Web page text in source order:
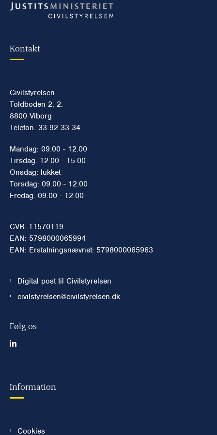
Kontakt
Civilstyrelsen
Toldboden 2, 2.
8800 Viborg
Telefon: 33 92 33 34
Mandag: 09.00 - 12.00
Tirsdag: 12.00 - 15.00
Onsdag: lukket
Torsdag: 09.00 - 12.00
Fredag: 09.00 - 12.00
CVR: 11570119
EAN: 5798000065994
EAN: Erstatningsnævnet: 5798000065963
Digital post til Civilstyrelsen
civilstyrelsen@civilstyrelsen.dk
Følg os
Information
Cookies